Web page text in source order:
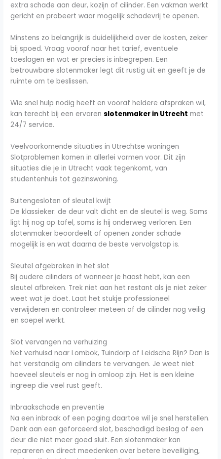
extra schade aan deur, kozijn of cilinder. Een vakman werkt
gericht en probeert waar mogelijk schadevrij te openen.
Minstens zo belangrijk is duidelijkheid over de kosten, zeker
bij spoed. Vraag vooraf naar het tarief, eventuele
toeslagen en wat er precies is inbegrepen. Een
betrouwbare slotenmaker legt dit rustig uit en geeft je de
ruimte om te beslissen.
Wie snel hulp nodig heeft en vooraf heldere afspraken wil,
kan terecht bij een ervarenslotenmaker in Utrecht met
24/7 service.
Veelvoorkomende situaties in Utrechtse woningen
Slotproblemen komen in allerlei vormen voor. Dit zijn
situaties die je in Utrecht vaak tegenkomt, van
studentenhuis tot gezinswoning.
Buitengesloten of sleutel kwijt
De klassieker: de deur valt dicht en de sleutel is weg. Soms
ligt hij nog op tafel, soms is hij onderweg verloren. Een
slotenmaker beoordeelt of openen zonder schade
mogelijk is en wat daarna de beste vervolgstap is.
Sleutel afgebroken in het slot
Bij oudere cilinders of wanneer je haast hebt, kan een
sleutel afbreken. Trek niet aan het restant als je niet zeker
weet wat je doet. Laat het stukje professioneel
verwijderen en controleer meteen of de cilinder nog veilig
en soepel werkt.
Slot vervangen na verhuizing
Net verhuisd naar Lombok, Tuindorp of Leidsche Rijn? Dan is
het verstandig om cilinders te vervangen. Je weet niet
hoeveel sleutels er nog in omloop zijn. Het is een kleine
ingreep die veel rust geeft.
Inbraakschade en preventie
Na een inbraak of een poging daartoe wil je snel herstellen.
Denk aan een geforceerd slot, beschadigd beslag of een
deur die niet meer goed sluit. Een slotenmaker kan
repareren en direct meedenken over betere beveiliging,